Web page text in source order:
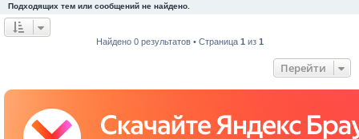
Подходящих тем или сообщений не найдено.
Найдено 0 результатов • Страница 1 из 1
Перейти